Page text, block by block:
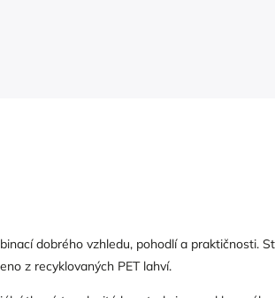
dobrého vzhledu, pohodlí a praktičnosti.
z recyklovaných PET lahví.